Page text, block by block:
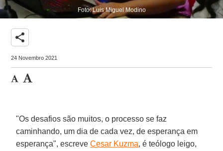
Foto: Luis Miguel Modino
share
24 Novembro 2021
"Os desafios são muitos, o processo se faz
caminhando, um dia de cada vez, de esperança em
esperança", escreveCesar Kuzma, é teólogo leigo,